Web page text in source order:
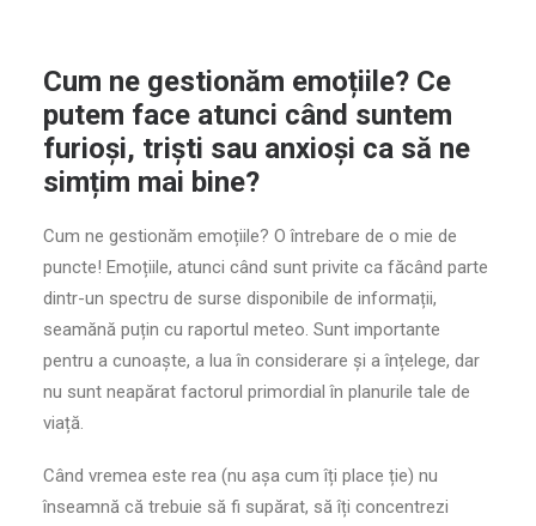
Cum ne gestionăm emoțiile? Ce
putem face atunci când suntem
furioși, triști sau anxioși ca să ne
simțim mai bine?
Cum ne gestionăm emoțiile? O întrebare de o mie de
puncte! Emoțiile, atunci când sunt privite ca făcând parte
dintr-un spectru de surse disponibile de informații,
seamănă puțin cu raportul meteo. Sunt importante
pentru a cunoaște, a lua în considerare și a înțelege, dar
nu sunt neapărat factorul primordial în planurile tale de
viață.
Când vremea este rea (nu așa cum îți place ție) nu
înseamnă că trebuie să fi supărat, să îți concentrezi